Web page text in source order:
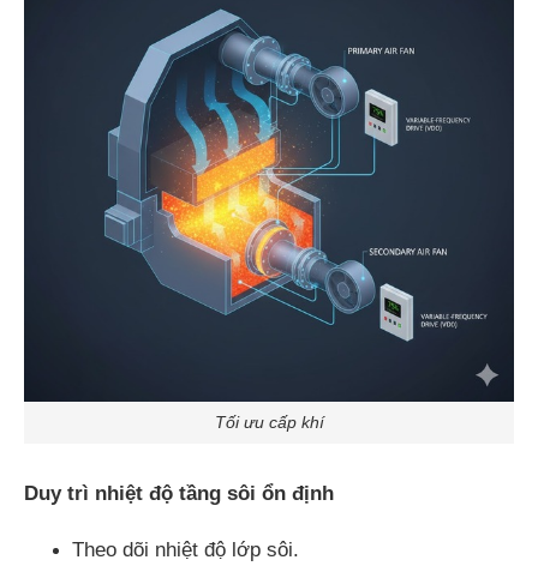
Tối ưu cấp khí
Duy trì nhiệt độ tầng sôi ổn định
Theo dõi nhiệt độ lớp sôi.